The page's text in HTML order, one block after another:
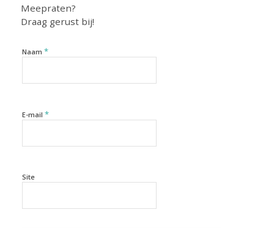
Meepraten?
Draag gerust bij!
Naam *
E-mail *
Site